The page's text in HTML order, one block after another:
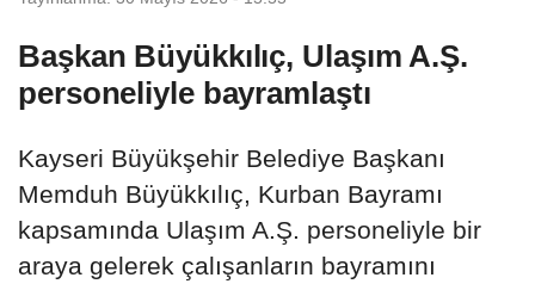
Başkan Büyükkılıç, Ulaşım A.Ş.
personeliyle bayramlaştı
Kayseri Büyükşehir Belediye Başkanı
Memduh Büyükkılıç, Kurban Bayramı
kapsamında Ulaşım A.Ş. personeliyle bir
araya gelerek çalışanların bayramını